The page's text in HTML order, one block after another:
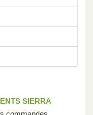
SIERRA